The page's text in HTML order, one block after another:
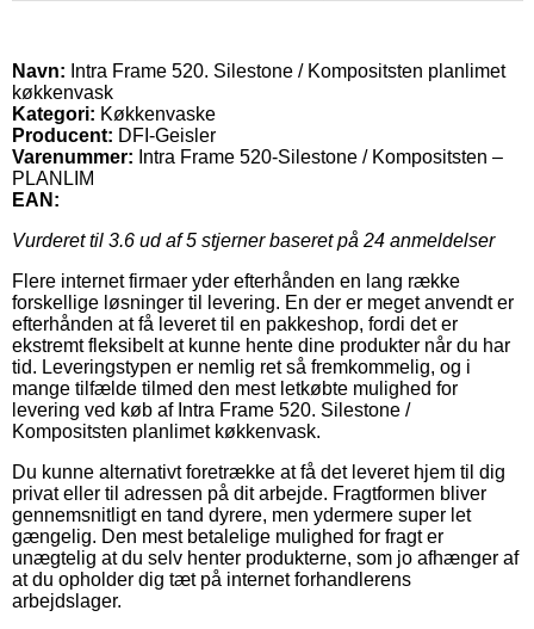
Navn: Intra Frame 520. Silestone / Kompositsten planlimet
køkkenvask
Kategori: Køkkenvaske
Producent: DFI-Geisler
Varenummer: Intra Frame 520-Silestone / Kompositsten –
PLANLIM
EAN:
Vurderet til 3.6 ud af 5 stjerner baseret på 24 anmeldelser
Flere internet firmaer yder efterhånden en lang række
forskellige løsninger til levering. En der er meget anvendt er
efterhånden at få leveret til en pakkeshop, fordi det er
ekstremt fleksibelt at kunne hente dine produkter når du har
tid. Leveringstypen er nemlig ret så fremkommelig, og i
mange tilfælde tilmed den mest letkøbte mulighed for
levering ved køb af Intra Frame 520. Silestone /
Kompositsten planlimet køkkenvask.
Du kunne alternativt foretrække at få det leveret hjem til dig
privat eller til adressen på dit arbejde. Fragtformen bliver
gennemsnitligt en tand dyrere, men ydermere super let
gængelig. Den mest betalelige mulighed for fragt er
unægtelig at du selv henter produkterne, som jo afhænger af
at du opholder dig tæt på internet forhandlerens
arbejdslager.